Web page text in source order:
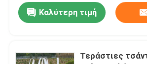
Ποιοτικός έλεγχος
Καλύτερη τιμή
Τεράστιες